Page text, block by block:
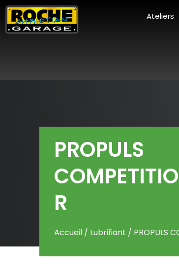
Ateliers
PROPULS
R
Accueil / Lubrifiant / PROPULS